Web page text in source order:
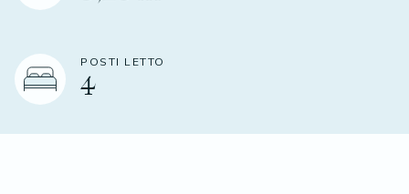
POSTI LETTO
4